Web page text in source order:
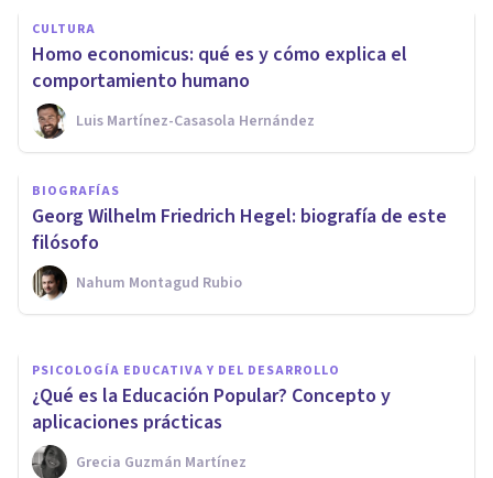
CULTURA
Homo economicus: qué es y cómo explica el
comportamiento humano
Luis Martínez-Casasola Hernández
BIOGRAFÍAS
Georg Wilhelm Friedrich Hegel: biografía de este
filósofo
Nahum Montagud Rubio
CULTURA
Las 4 principales ramas de la
Antropología: cómo son y qué
investigan
Grecia Guzmán Martínez
PSICOLOGÍA EDUCATIVA Y DEL DESARROLLO
¿Qué es la Educación Popular? Concepto y
aplicaciones prácticas
Grecia Guzmán Martínez